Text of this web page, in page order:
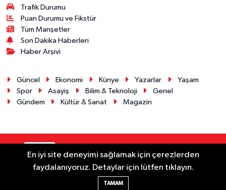
Trafik Durumu
Puan Durumu ve Fikstür
Tüm Manşetler
Son Dakika Haberleri
Haber Arşivi
Güncel Ekonomi Künye Yazarlar
Yaşam
Spor
Asayiş Bilim & Teknoloji
Genel
Gündem
Kültür & Sanat Magazin
Haber Yazılımı:
En iyi site deneyimi sağlamak için çerezlerden
faydalanıyoruz. Detaylar için lütfen tıklayın.
TAMAM